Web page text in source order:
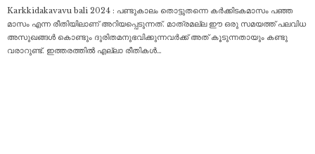
Karkkidakavavu bali 2024 : പണ്ടുകാലം തൊട്ടുതന്നെ കർക്കിടകമാസം പഞ്ഞ
മാസം എന്ന രീതിയിലാണ് അറിയപ്പെടുന്നത്. മാത്രമല്ല ഈ ഒരു സമയത്ത് പലവിധ
അസുഖങ്ങൾ കൊണ്ടും ദുരിതമനുഭവിക്കുന്നവർക്ക് അത് കൂടുന്നതായും കണ്ടു
വരാറുണ്ട്. ഇത്തരത്തിൽ എല്ലാ രീതികൾ…